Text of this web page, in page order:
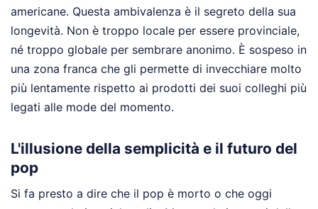
americane. Questa ambivalenza è il segreto della sua
longevità. Non è troppo locale per essere provinciale,
né troppo globale per sembrare anonimo. È sospeso in
una zona franca che gli permette di invecchiare molto
più lentamente rispetto ai prodotti dei suoi colleghi più
legati alle mode del momento.
L'illusione della semplicità e il futuro del
pop
Si fa presto a dire che il pop è morto o che oggi